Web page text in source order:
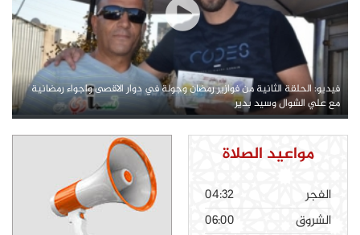
فيديو: الحلقة الثانية من فوازير رمضان وجولة في دوار الاقصى واجواء رمضانية
مع علي الشوال وسيد بدير
مواعيد الصلاة
الفجر
04:32
الشروق
06:00